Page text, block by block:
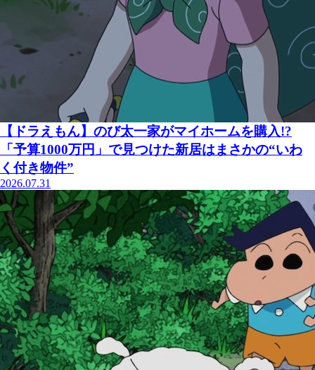
【ドラえもん】のび太一家がマイホームを購入!?
「予算1000万円」で見つけた新居はまさかの“いわ
く付き物件”
2026.07.31